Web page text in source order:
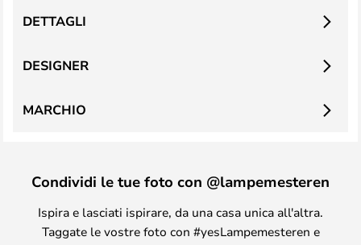
DETTAGLI
DESIGNER
MARCHIO
Condividi le tue foto con @lampemesteren
Ispira e lasciati ispirare, da una casa unica all'altra.
Taggate le vostre foto con #yesLampemesteren e